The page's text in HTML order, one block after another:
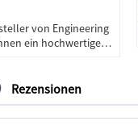
von Engineering
ein hochwertiges
Kundendienst und
Rezensionen